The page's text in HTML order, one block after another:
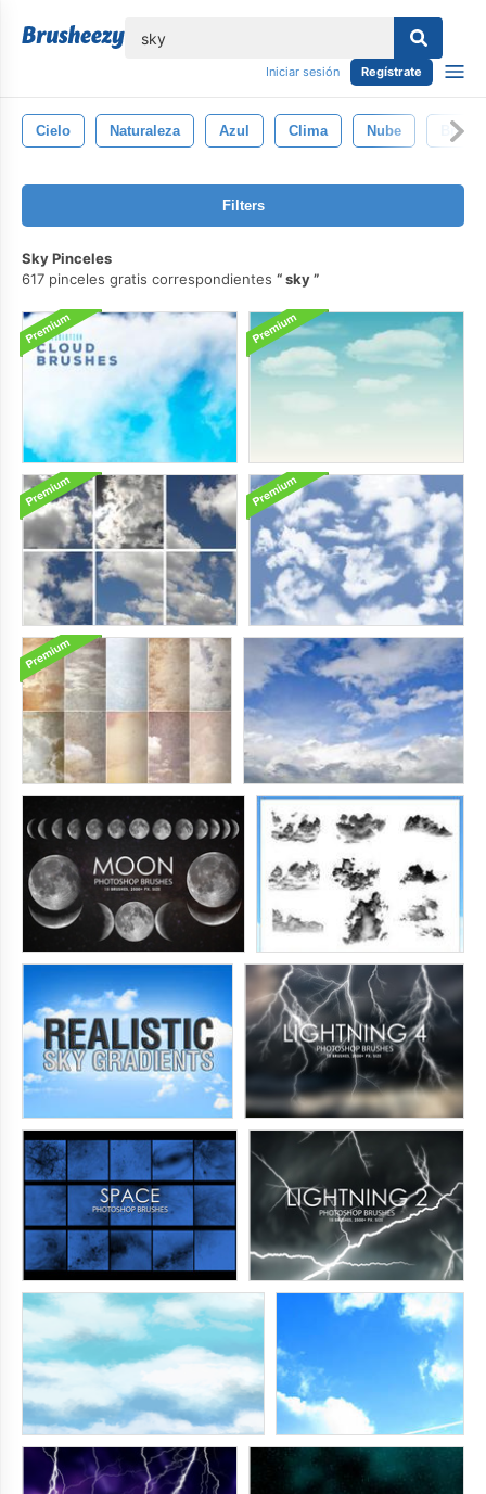
Iniciar sesión Regístrate
Cielo Naturaleza Azul Clima Nube
Filters
Sky Pinceles
617 pinceles gratis correspondientes
sky